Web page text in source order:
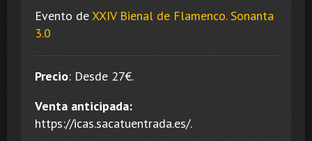
Evento deXXIV Bienal de Flamenco. Sonanta
3.0
Precio: Desde 27€.
Venta anticipada:
https://icas.sacatuentrada.es/.